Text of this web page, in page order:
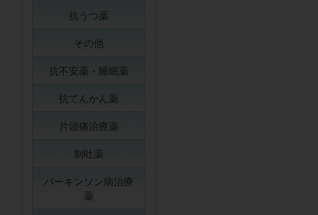
抗うつ薬
その他
抗不安薬・睡眠薬
抗てんかん薬
片頭痛治療薬
制吐薬
パーキンソン病治療
薬